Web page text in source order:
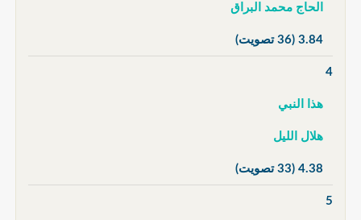
الحاج محمد البراق
3.84 (36 تصويت)
4
هذا النبي
هلال الليل
4.38 (33 تصويت)
5